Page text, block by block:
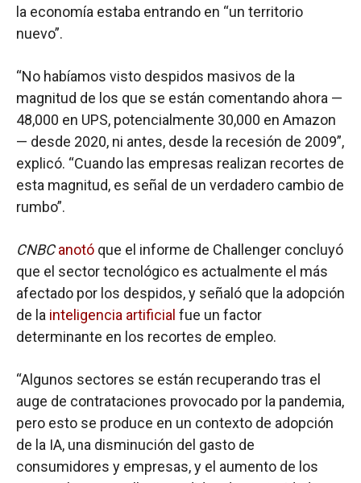
la economía estaba entrando en “un territorio
nuevo”.
“No habíamos visto despidos masivos de la
magnitud de los que se están comentando ahora —
48,000 en UPS, potencialmente 30,000 en Amazon
— desde 2020, ni antes, desde la recesión de 2009”,
explicó. “Cuando las empresas realizan recortes de
esta magnitud, es señal de un verdadero cambio de
rumbo”.
CNBCanotó que el informe de Challenger concluyó
que el sector tecnológico es actualmente el más
afectado por los despidos, y señaló que la adopción
de la inteligencia artificial fue un factor
determinante en los recortes de empleo.
“Algunos sectores se están recuperando tras el
auge de contrataciones provocado por la pandemia,
pero esto se produce en un contexto de adopción
de la IA, una disminución del gasto de
consumidores y empresas, y el aumento de los